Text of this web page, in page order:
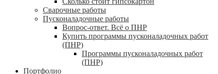
Сварочные работы
Пусконаладочные работы
Вопрос-ответ. Всё о ПНР
Купить программы пусконаладочных работ
(ПНР)
Программы пусконаладочных работ
(ПНР)
Портфолио